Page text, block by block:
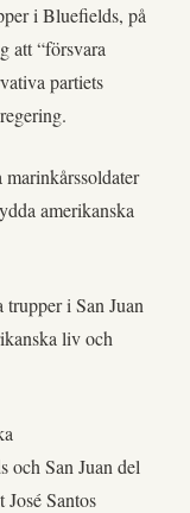
i Bluefields, på
att “försvara
partiets
amerikanska
i San Juan
liv och
och San Juan del
Santos